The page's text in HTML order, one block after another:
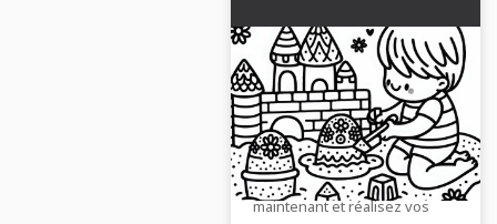
L'enfant façonne de
belles figurines en
sable dans le bac à
sable - Dessin à colorier
gratuit
Créez des sculptures de sable
créatives avec notre coloriage
gratuit. Téléchargez-le
maintenant et réalisez vos